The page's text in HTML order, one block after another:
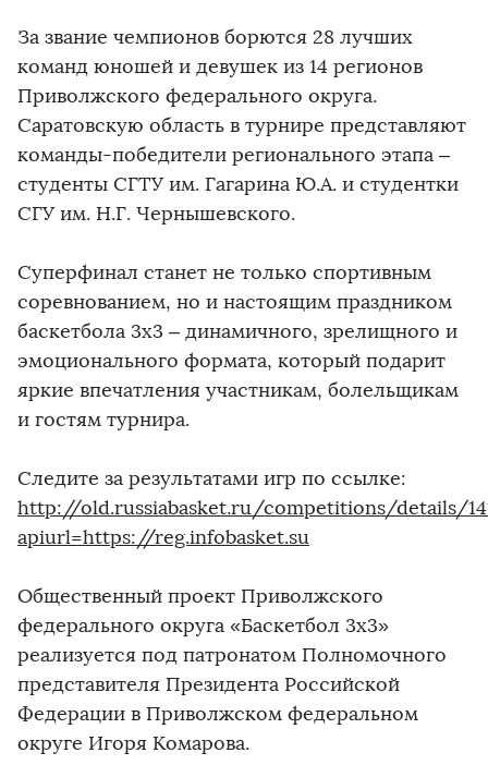
За звание чемпионов борются 28 лучших
команд юношей и девушек из 14 регионов
Приволжского федерального округа.
Саратовскую область в турнире представляют
команды-победители регионального этапа –
студенты СГТУ им. Гагарина Ю.А. и студентки
СГУ им. Н.Г. Чернышевского.
Суперфинал станет не только спортивным
соревнованием, но и настоящим праздником
баскетбола 3х3 – динамичного, зрелищного и
эмоционального формата, который подарит
яркие впечатления участникам, болельщикам
и гостям турнира.
Следите за результатами игр по ссылке:
http://old.russiabasket.ru/competitions/details/
apiurl=https://reg.infobasket.su
Общественный проект Приволжского
федерального округа «Баскетбол 3х3»
реализуется под патронатом Полномочного
представителя Президента Российской
Федерации в Приволжском федеральном
округе Игоря Комарова.